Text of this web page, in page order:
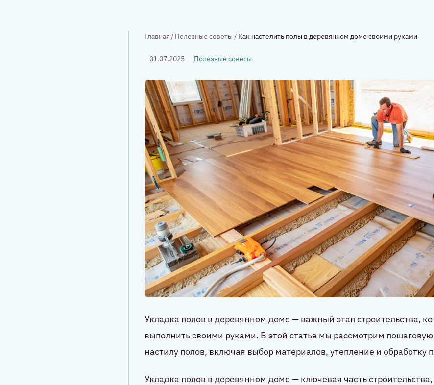
Главная / Полезные советы / Как настелить полы в деревянном доме своими руками
01.07.2025 Полезные советы
Укладка полов в деревянном доме — важный этап строительства,
выполнить своими руками. В этой статье мы рассмотрим
настилу полов, включая выбор материалов, утепление и обработку
Укладка полов в деревянном доме — ключевая часть